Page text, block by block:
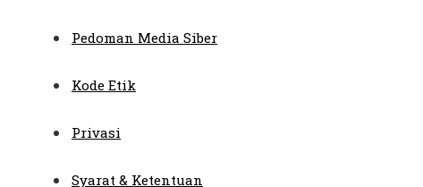
Pedoman Media Siber
Kode Etik
Privasi
Syarat & Ketentuan